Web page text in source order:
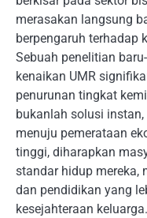
merasakan langsung
berpengaruh terhadap
Sebuah penelitian
kenaikan UMR
penurunan tingkat
bukanlah solusi
menuju pemerataan
tinggi, diharapkan
standar hidup mereka,
dan pendidikan yang
kesejahteraan keluarga.